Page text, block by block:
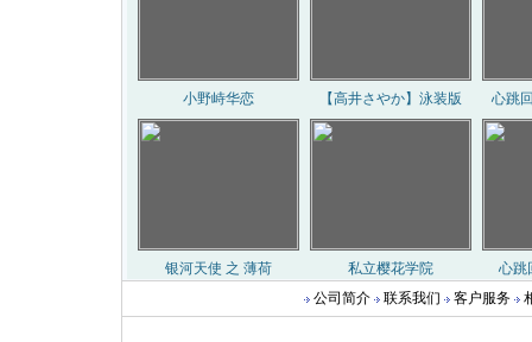
公司简介 联系我们 客户服务